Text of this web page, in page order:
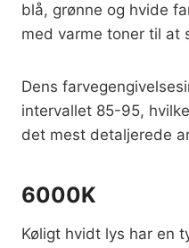
blå, grønne og hvide
med varme toner til at
Dens
intervallet 85-95,
det mest detaljerede
6000K
Køligt hvidt lys har en